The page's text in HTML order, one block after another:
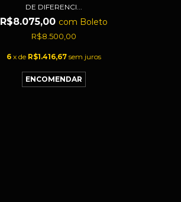
DE DIFERENCI...
R$8.075,00 com Boleto
R$8.500,00
6 x de R$1.416,67 sem juros